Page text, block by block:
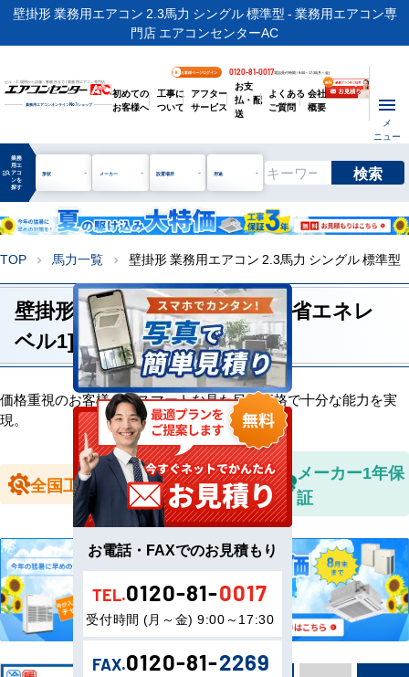
壁掛形 業務用エアコン 2.3馬力 シングル 標準型 - 業務用エアコン専
門店 エアコンセンターAC
ビル・工場用から店舗・事務所まで | 業務用エアコン専門店
業務用エアコンオンラインNo.1ショップ
お客様ページログイン 0120-81-0017電話受付時間 / 9:00～17:30(月～金)
初めての
お客様へ
工事に
ついて
アフター
サービス
お支
払・配
送
よくある
ご質問
会社
概要
メ
ニュー
manage_search
業務
用エ
アコ
ンを
探す
形状 メーカー 設置場所 用途 検索
TOP chevron_right 馬力一覧 chevron_right 壁掛形 業務用エアコン 2.3馬力 シングル 標準型
壁掛形 2.3馬力 シングル 標準 [省エネレ
ベル1]
価格重視のお客様へ。スマートな見た目と価格で十分な能力を実
現。
全国工事対応
全国送料無
料
メーカー1年保
証
お電話・FAXでのお見積もり
TEL.0120-81-0017
受付時間 (月～金) 9:00～17:30
FAX.0120-81-2269